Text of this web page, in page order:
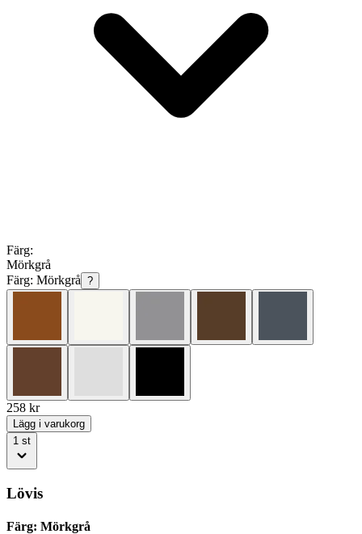
Färg:
Mörkgrå
Färg: Mörkgrå ?
258 kr
Lägg i varukorg
1 st
Lövis
Färg: Mörkgrå